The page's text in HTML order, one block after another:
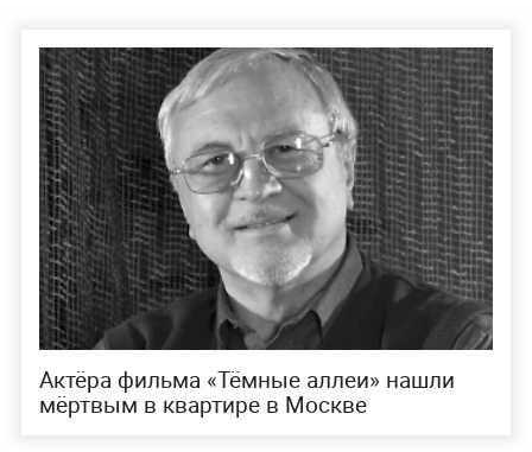
Актёра фильма «Тёмные аллеи» нашли
мёртвым в квартире в Москве